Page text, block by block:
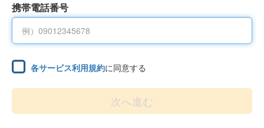
携帯電話番号
各サービス利用規約に同意する